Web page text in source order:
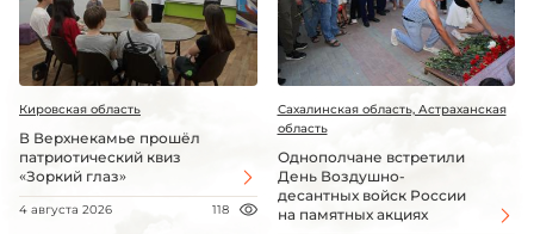
Кировская область
В Верхнекамье прошёл
патриотический квиз
«Зоркий глаз»
4 августа 2026 118
Сахалинская область, Астраханская
область
Однополчане встретили
День Воздушно-
десантных войск России
на памятных акциях